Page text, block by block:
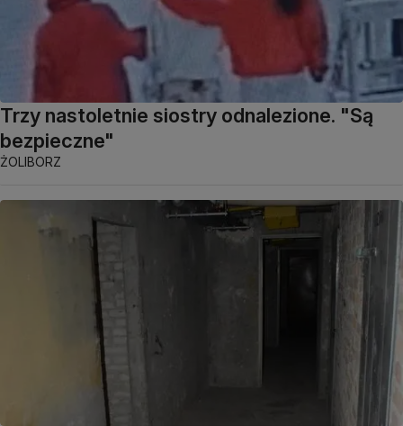
Trzy nastoletnie siostry odnalezione. "Są
bezpieczne"
ŻOLIBORZ